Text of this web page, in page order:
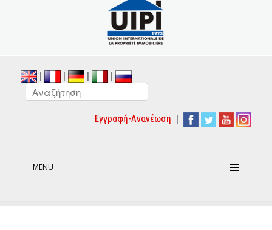
| | | |
Εγγραφή-Ανανέωση |
MENU